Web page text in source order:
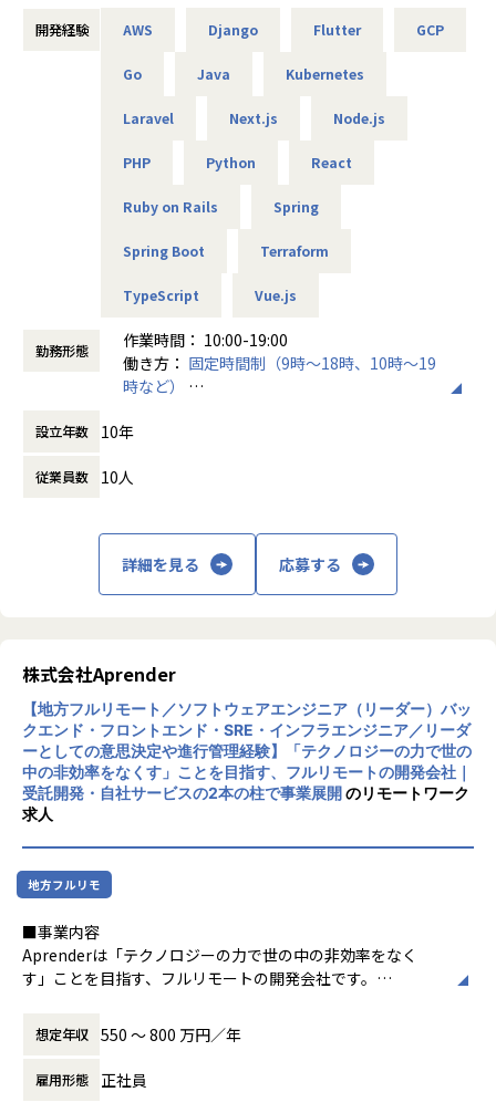
を担っていただける方を募集いたします。
受託開発・自社サービスの開発において、技術的な観点から
あわせて、メンバーの育成・1on1・評価・目標設定などのピ
ープルマネジメントを通じて、チーム全体の成果とメンバー
の成長を牽引いただきます。
・メンバーの1on1・育成・目標設定
・チームの状態把握と改善（関係性・役割分担・心理的安全
・採用活動への関与（面接・採用計画など）
ランニング・振り返り）
・クライアントとの折衝・要件ヒアリング・技術的な意思決
・自社サービスにおける設計・実装・コードレビュー・テス
・設計判断・調査結果・ADR等のドキュメント整備
※案件はすべてフルリモートで進行します。クライアント先
への常駐や転勤等はございません。
【チーム体制】
・育成・評価・1on1などを行う「所属チーム」と、案件ごと
の「プロジェクトチーム」があります。
・「所属チーム」においては、メンバーの育成・評価・1on
1等のマネジメント業務を行っていただきます。
・「プロジェクトチーム」には、複数のプロジェクトに対し
て技術的な観点から横断的に支援する形で関わっていただき
けるプロジェクトリーダーが担当します）。
【プロジェクトの進め方】
・受託開発案件：クライアントへの要件ヒアリング → 技術
開発経験 AWS Django Flutter GCP
Go Java Kubernetes
Laravel Next.js Node.js
PHP Python React
Ruby on Rails Spring
Spring Boot Terraform
TypeScript Vue.js
勤務形態
作業時間： 10:00-19:00
働き方： 固定時間制（9時～18時、10時～19
時など）
休憩時間： 60分
設立年数 10年
従業員数 10人
詳細を見る 応募する
株式会社Aprender
【地方フルリモート／ソフトウェアエンジニア（リーダー）バッ
クエンド・フロントエンド・SRE・インフラエンジニア／リーダ
ーとしての意思決定や進行管理経験】「テクノロジーの力で世の
中の非効率をなくす」ことを目指す、フルリモートの開発会社｜
受託開発・自社サービスの2本の柱で事業展開のリモートワーク
求人
地方フルリモ
■事業内容
Aprenderは「テクノロジーの力で世の中の非効率をなく
す」ことを目指す、フルリモートの開発会社です。
・受託開発：フロントエンド・バックエンド・インフラを横
断したソフトウェア開発・クラウド構築
・自社サービス「Magentia」：AIとの会話によってフォー
ムを自動生成し、集計・分析から業務の自動化までを実現す
想定年収 550 〜 800 万円／年
雇用形態 正社員